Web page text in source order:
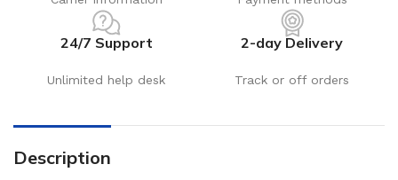
24/7 Support
Unlimited help desk
2-day Delivery
Track or off orders
Description